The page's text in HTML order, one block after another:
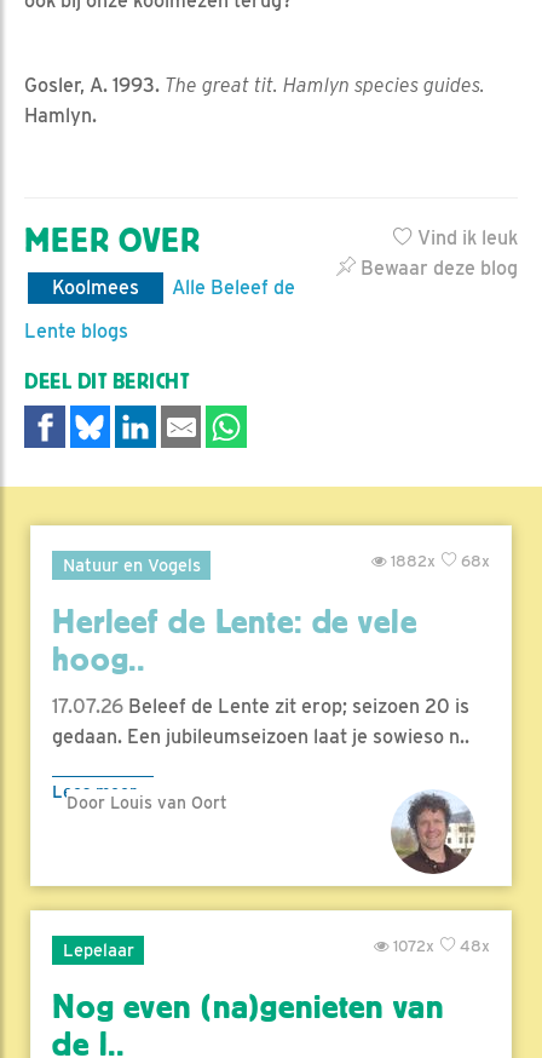
Gosler, A. 1993. The great tit. Hamlyn species guides.
Hamlyn.
Vind ik leuk
Bewaar deze blog
MEER OVER
Koolmees
Alle Beleef de
Lente blogs
DEEL DIT BERICHT
Natuur en Vogels 68x
1882x
Herleef de Lente: de vele
hoog..
17.07.26 Beleef de Lente zit erop; seizoen 20 is
gedaan. Een jubileumseizoen laat je sowieso n..
Lees meer
Door Louis van Oort
Lepelaar 48x
1072x
Nog even (na)genieten van
de l..